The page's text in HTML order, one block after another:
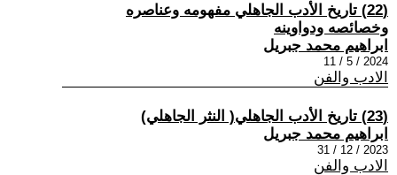
(22) تاريخ الأدب الجاهلي مفهومه وعناصره
وخصائصه ودواوينه
ابراهيم محمد جبريل
2024 / 5 / 11
الادب والفن
(23) تاريخ الأدب الجاهلي( النثر الجاهلي)
ابراهيم محمد جبريل
2023 / 12 / 31
الادب والفن